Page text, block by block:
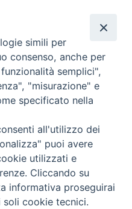
i diritti riservati - Vita
Torna
simili per
consenso, anche per
semplici",
"misurazione" e
specificato nella
all'utilizzo dei
puoi avere
utilizzati e
Cliccando su
informativa proseguirai
soli cookie tecnici.